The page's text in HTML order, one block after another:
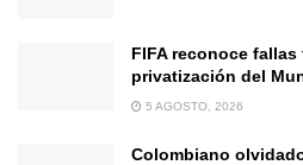
FIFA reconoce
privatización del
5 AGOSTO, 2026
Colombiano